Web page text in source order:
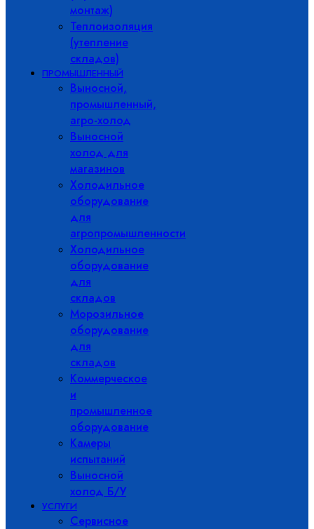
монтаж)
Теплоизоляция
(утепление
складов)
ПРОМЫШЛЕННЫЙ
Выносной,
промышленный,
агро-холод
Выносной
холод для
магазинов
Холодильное
оборудование
для
агропромышленности
Холодильное
оборудование
для
складов
Морозильное
оборудование
для
складов
Коммерческое
и
промышленное
оборудование
Камеры
испытаний
Выносной
холод Б/У
УСЛУГИ
Сервисное